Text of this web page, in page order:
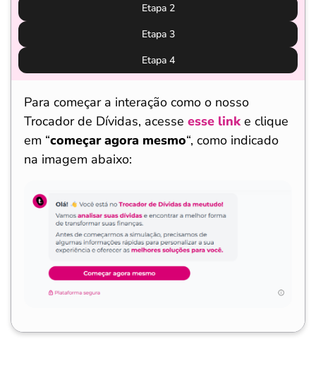
Etapa 2
Etapa 3
Etapa 4
Para começar a interação como o nosso
Trocador de Dívidas, acesse esse linke clique
em “começar agora mesmo“, como indicado
na imagem abaixo: